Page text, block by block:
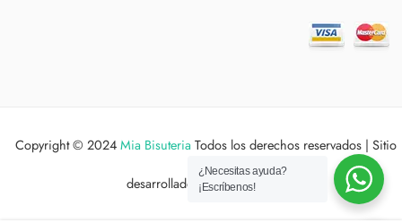
Copyright © 2024Mia BisuteriaTodos los derechos reservados | Sitio
desarrollado porEstudio XYX
¿Necesitas ayuda?
¡Escríbenos!